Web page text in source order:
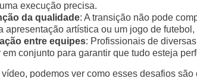
execução precisa.
da qualidade: A transição não pode
apresentação artística ou um jogo de
entre equipes: Profissionais de
em conjunto para garantir que tudo esteja
podemos ver como esses desafios